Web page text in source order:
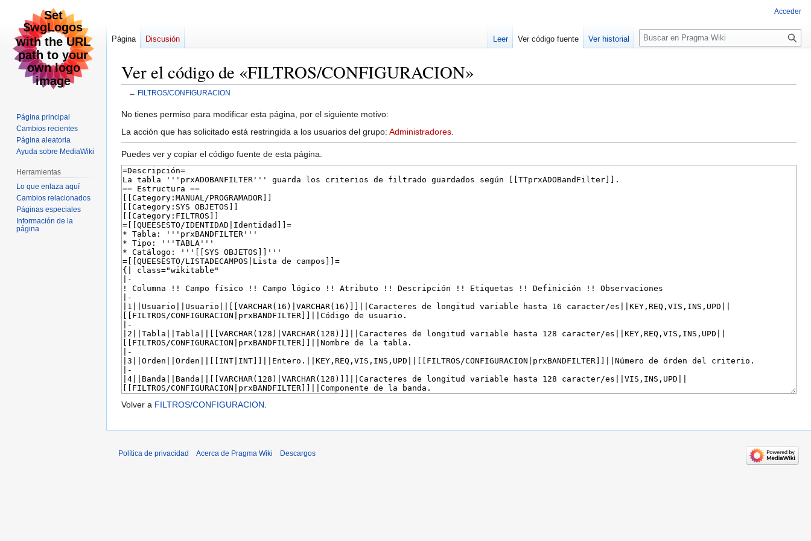
Ver el código de «FILTROS/CONFIGURACION»
← FILTROS/CONFIGURACION
Ir
a
navegación
Ir
a
búsqueda
No tienes permiso para modificar esta página, por el siguiente motivo:
La acción que has solicitado está restringida a los usuarios del grupo: Administradores
Puedes ver y copiar el código fuente de esta página.
Volver a FILTROS/CONFIGURACION.
Acceder
Página Discusión Leer Ver código fuente Ver historial
Buscar
Página principal
Cambios recientes
Página aleatoria
Ayuda sobre MediaWiki
Herramientas
Lo que enlaza aquí
Cambios relacionados
Páginas especiales
Información de la
página
Política de privacidad Acerca de Pragma Wiki Descargos